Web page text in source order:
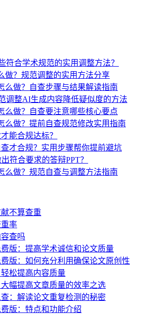
符合学术规范的实用调整方法？
做？规范调整的实用方法分享
么做？自查步骤与结果解读指南
调整AI生成内容降低疑似度的方法
么做？自查要注意哪些核心要点
么做？提前自查规范修改实用指南
能合规达标？
才合规？实用步骤帮你提前避坑
符合要求的答辩PPT？
么做？规范自查与调整方法指南
不算查重
率
查吗
版：提高学术诚信和论文质量
版：如何充分利用确保论文原创性
松提高内容质量
幅提高文章质量的效率之选
：解读论文重复检测的秘密
版：特点和功能介绍